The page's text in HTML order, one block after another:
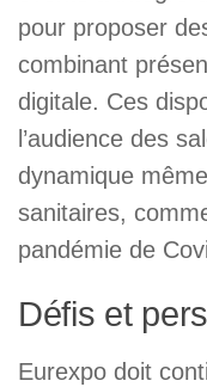
pour proposer
combinant
digitale. Ces
l’audience des
dynamique
sanitaires,
pandémie de
Défis et
Eurexpo doit